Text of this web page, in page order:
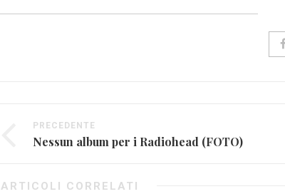
PRECEDENTE
Nessun album per i Radiohead (FOTO)
ARTICOLI CORRELATI